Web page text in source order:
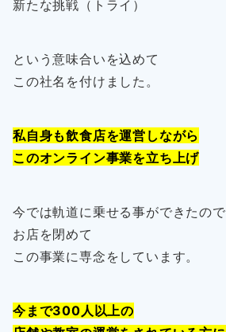
新たな挑戦（トライ）
という意味合いを込めて
この社名を付けました。
私自身も飲食店を運営しながら
このオンライン事業を立ち上げ
今では軌道に乗せる事ができたので
お店を閉めて
この事業に専念をしています。
今まで300人以上の